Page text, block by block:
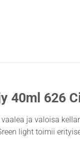
40ml 626
vaalea ja valoisa
light toimii